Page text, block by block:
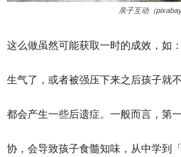
亲子互动（pixabay
这么做虽然可能获取一时的成效，如
生气了，或者被强压下来之后孩子就
都会产生一些后遗症。一般而言，第
协，会导致孩子食髓知味，从中学到